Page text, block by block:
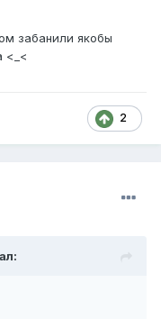
забанили якобы
<_<
2